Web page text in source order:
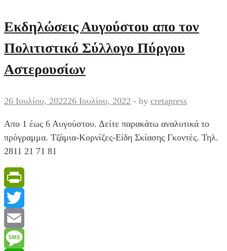
survivor
ταξιδεύει
στον
Πύργο
Μονοφατσίου!
Εκδηλώσεις Αυγούστου απο τον
Πολιτιστικό Σύλλογο Πύργου
Αστερουσίων
26 Ιουλίου, 202226 Ιουλίου, 2022 - by cretapress
Απο 1 έως 6 Αυγούστου. Δείτε παρακάτω αναλυτικά το
πρόγραμμα. Τζάμια-Κορνίζες-Είδη Σκίασης Γκοντές. Τηλ.
2811 21 71 81
PrintFriendly
Twitter
Email